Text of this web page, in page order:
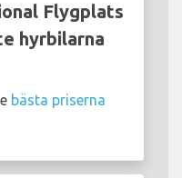
Flygplats
hyrbilarna
bästa priserna